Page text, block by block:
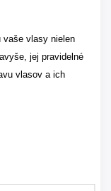
vaše vlasy nielen
jej pravidelné
vlasov a ich